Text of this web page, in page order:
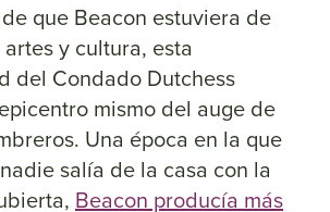
que Beacon estuviera de
y cultura, esta
del Condado Dutchess
mismo del auge de
Una época en la que
salía de la casa con la
Beacon producía más